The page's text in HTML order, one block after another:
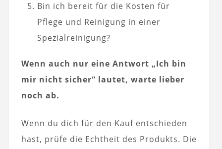
Bin ich bereit für die Kosten für
Pflege und Reinigung in einer
Spezialreinigung?
Wenn auch nur eine Antwort „Ich bin
mir nicht sicher“ lautet, warte lieber
noch ab.
Wenn du dich für den Kauf entschieden
hast, prüfe die Echtheit des Produkts. Die